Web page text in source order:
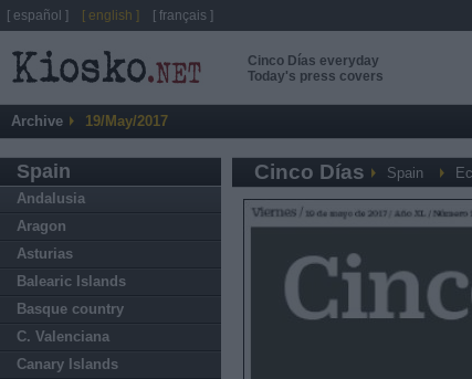
Cinco Días everyday
Today's press covers
Archive 19/May/2017
Spain
Andalusia
Aragon
Asturias
Balearic Islands
Basque country
C. Valenciana
Canary Islands
Cinco Días Spain
[ español ] [ english ] [ français ]